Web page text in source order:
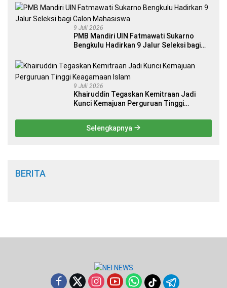
9 Juli 2026
PMB Mandiri UIN Fatmawati Sukarno
Bengkulu Hadirkan 9 Jalur Seleksi bagi
9 Juli 2026
Khairuddin Tegaskan Kemitraan Jadi
Kunci Kemajuan Perguruan Tinggi
Selengkapnya
BERITA